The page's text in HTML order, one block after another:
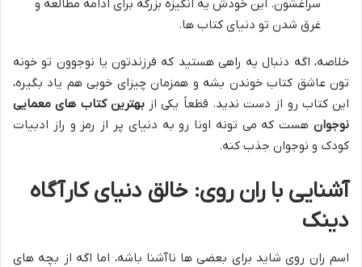
سراغشون. این خودش یه انگیزه بزرگه برای ادامه مطالعه و
غرق شدن تو دنیای کتاب ها.
خلاصه، اگه دنبال یه راهی هستید که فرزندتون یا نوجوون تو خونه
تون عاشق کتاب خوندن بشه و همزمان چیزای خوبی هم یاد بگیره،
این کتاب رو از دست ندید. قطعاً یکی ازبهترین کتاب های معمایی
نوجوان هست که می تونه اونا رو به دنیای پر از رمز و راز ادبیات
کودک و نوجوان جذب کنه.
آشنایی با ران روی: خالق دنیای کارآگاه
دینک
اسم ران روی شاید برای بعضی ها ناآشنا باشه، اما اگه از بچه های